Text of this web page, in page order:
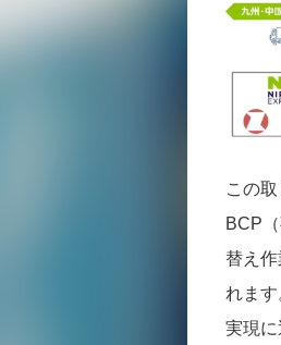
この
BCP
替え
れま
実現